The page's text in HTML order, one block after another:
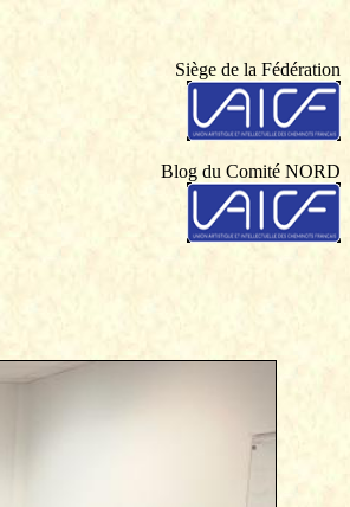
Siège de la Fédération
Blog du Comité NORD